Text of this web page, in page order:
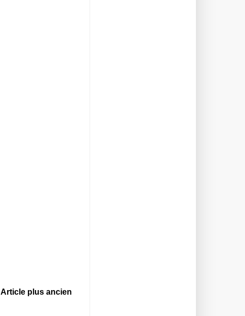
Article plus ancien